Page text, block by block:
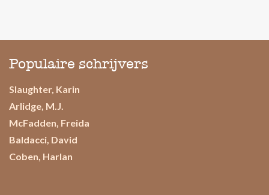
Populaire schrijvers
Slaughter, Karin
Arlidge, M.J.
McFadden, Freida
Baldacci, David
Coben, Harlan